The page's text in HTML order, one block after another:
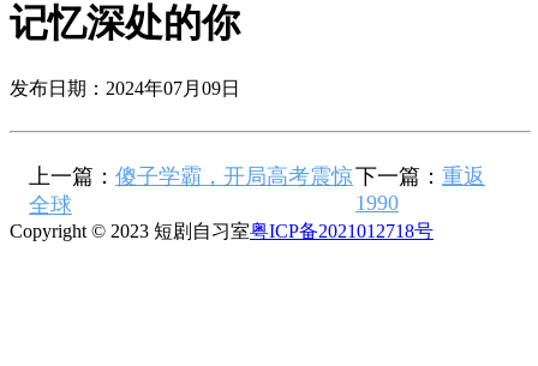
记忆深处的你
发布日期：2024年07月09日
上一篇： 傻子学霸，开局高考震惊
全球
下一篇： 重返
1990
Copyright © 2023 短剧自习室粤ICP备2021012718号